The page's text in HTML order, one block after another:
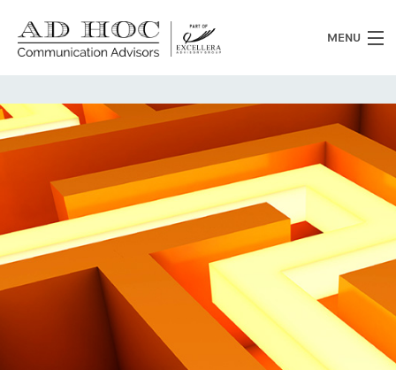
MENU
Chi siamo
Cosa facciamo
News
Clienti
Heritage